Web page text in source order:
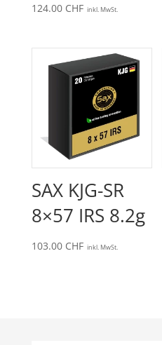
124.00 CHF inkl. MwSt.
SAX KJG-SR
8×57 IRS 8.2g
103.00 CHF inkl. MwSt.